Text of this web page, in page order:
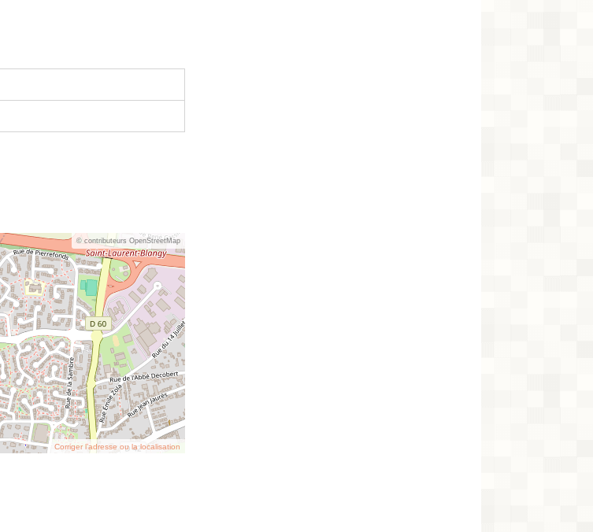
© contributeurs OpenStreetMap
Corriger l’adresse ou la localisation